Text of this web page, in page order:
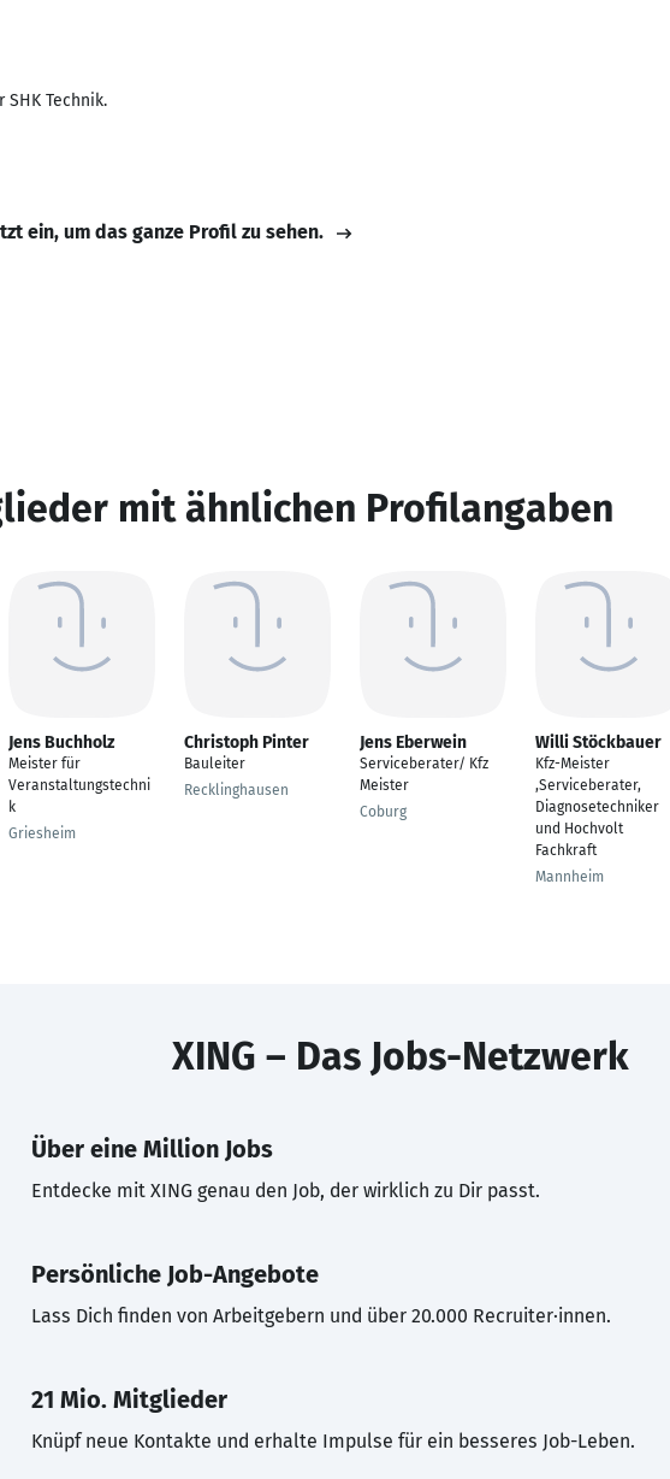
Technik.
ein, um das ganze Profil zu sehen.
mit ähnlichen Profilangaben
Jens Buchholz
Meister für
Veranstaltungstechni
k
Griesheim
Christoph Pinter
Bauleiter
Recklinghausen
Jens Eberwein
Serviceberater/ Kfz
Meister
Coburg
Willi Stöckbauer
Kfz-Meister
,Serviceberater,
Diagnosetechniker
und Hochvolt
Fachkraft
Mannheim
XING – Das Jobs-Netzwerk
Über eine Million Jobs
Entdecke mit XING genau den Job, der wirklich zu Dir passt.
Persönliche Job-Angebote
Lass Dich finden von Arbeitgebern und über 20.000 Recruiter·innen.
21 Mio. Mitglieder
Knüpf neue Kontakte und erhalte Impulse für ein besseres Job-Leben.